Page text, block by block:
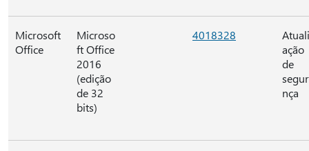
Microsoft
Office
Microso
ft Office
2016
(edição
de 32
bits)
4018328
ação
de
nça